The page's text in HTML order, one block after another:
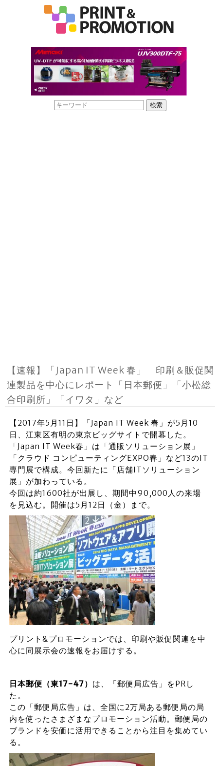
【速報】「Japan IT Week 春」 印刷＆販促関
連製品を中心にレポート「日本郵便」「小松総
合印刷所」「イワタ」など
【2017年5月11日】「Japan IT Week 春」が5月10
日、江東区有明の東京ビッグサイトで開幕した。
「Japan IT Week春」は「通販ソリューション展」
「クラウド コンピューティングEXPO春」など13のIT
専門展で構成。今回新たに「店舗ITソリューション
展」が加わっている。
今回は約1600社が出展し、期間中90,000人の来場
を見込む。開催は5月12日（金）まで。
プリント&プロモーションでは、印刷や販促関連を中
心に同展示会の速報をお届けする。
日本郵便（東17-47） は、「郵便局広告」をPRし
た。
この「郵便局広告」は、全国に2万局ある郵便局の局
内を使ったさまざまなプロモーション活動。郵便局の
ブランドを安価に活用できることから注目を集めてい
る。